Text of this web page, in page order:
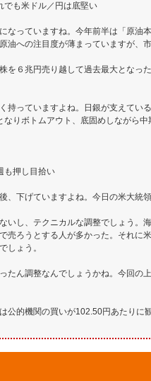
でも米ドル／円は底堅い
っていますね。今年前半は「原油
油への注目度が薄まっていますが、
６兆円売り越して過去最大となっ
っていますよね。日銀が支えてい
りボトムアウト、底固めしながら
も押し目拾い
、下げていますよね。今日の米大
し、テクニカルな調整でしょう。
売ろうとする人が多かった。それ
しょう。
ん調整なんでしょうかね。今回の
的機関の買いが102.50円あたりに